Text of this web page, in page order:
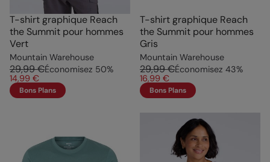
T-shirt graphique Reach
the Summit pour hommes
Vert
Mountain Warehouse
29,99 €Économisez 50%
14,99 €
Bons Plans
T-shirt graphique Reach
the Summit pour hommes
Gris
Mountain Warehouse
29,99 €Économisez 43%
16,99 €
Bons Plans